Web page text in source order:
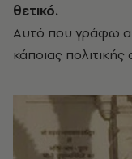
θετικό.
Αυτό που γράφω
κάποιας